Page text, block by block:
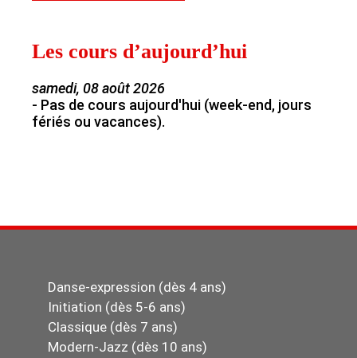
Les cours d’aujourd’hui
samedi, 08 août 2026
- Pas de cours aujourd'hui (week-end, jours
fériés ou vacances).
Danse-expression (dès 4 ans)
Initiation (dès 5-6 ans)
Classique (dès 7 ans)
Modern-Jazz (dès 10 ans)